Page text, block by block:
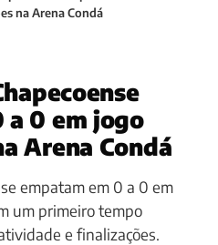
na Arena Condá
a 0 em jogo
Arena Condá
empatam em 0 a 0 em
um primeiro tempo
e finalizações.